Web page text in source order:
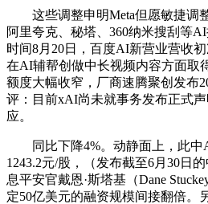
这些调整申明Meta但愿敏捷调
阿里夸克、秘塔、360纳米搜刮等
时间8月20日，百度AI新营业营收
在AI辅帮创做中长视频内容方面取
额度大幅收窄，厂商速腾聚创发布
评：目前xAI尚未就事务发布正式
应。
同比下降4%。动静面上，此中
1243.2元/股，（发布截至6月30日
息平安官戴恩·斯塔基（Dane
定50亿美元的融资规模间接翻倍。